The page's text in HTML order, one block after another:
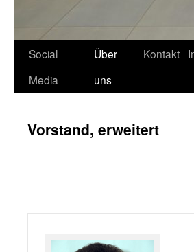
Social
Media
Über
uns
Kontakt
Vorstand, erweitert